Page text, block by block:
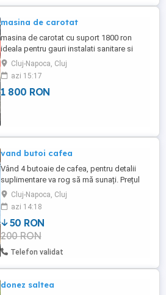
masina de carotat
masina de carotat cu suport 1800 ron
ideala pentru gauri instalati sanitare si
centrale sau hote ,aerisiri
Cluj-Napoca, Cluj
azi 15:17
1 800 RON
vand butoi cafea
Vând 4 butoaie de cafea, pentru detalii
suplimentare va rog să mă sunați. Prețul
este pentru o bucată.
Cluj-Napoca, Cluj
azi 14:18
50 RON
200 RON
Telefon validat
donez saltea